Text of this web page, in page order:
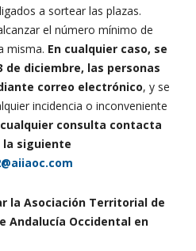
a sortear las plazas.
el número mínimo de
misma. En cualquier caso, se
diciembre, las personas
correo electrónico, y se
incidencia o inconveniente
consulta contacta
la siguiente
la Asociación Territorial de
Andalucía Occidental en